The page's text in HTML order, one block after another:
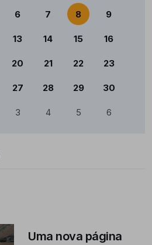
6 7 8 9
13 14 15 16
20 21 22 23
27 28 29 30
3 4 5 6
Uma nova página